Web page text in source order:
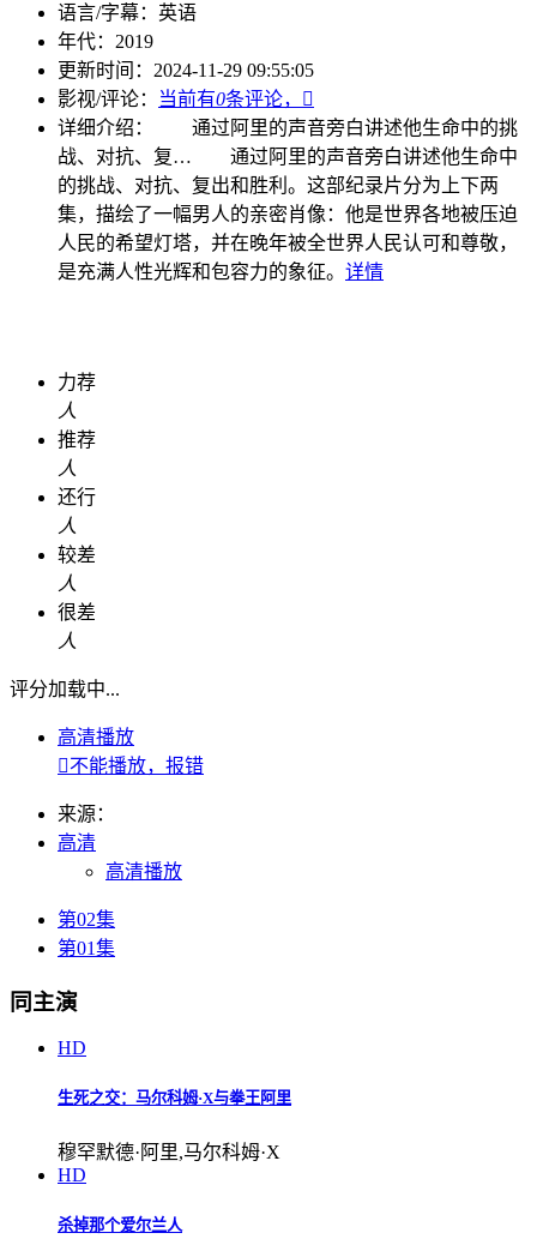
语言/字幕： 英语
年代： 2019
更新时间： 2024-11-29 09:55:05
影视/评论：
当前有0条评论，

详细介绍：
通过阿里的声音旁白讲述他生命中的挑
战、对抗、复… 通过阿里的声音旁白讲述他生命中
的挑战、对抗、复出和胜利。这部纪录片分为上下两
集，描绘了一幅男人的亲密肖像：他是世界各地被压迫
人民的希望灯塔，并在晚年被全世界人民认可和尊敬，
是充满人性光辉和包容力的象征。 详情
力荐
人
推荐
人
还行
人
较差
人
很差
人
评分加载中...
高清播放
不能播放，报错
来源：
高清
高清播放
第02集
第01集
同主演
HD
生死之交：马尔科姆·X与拳王阿里
穆罕默德·阿里,马尔科姆·X
HD
杀掉那个爱尔兰人